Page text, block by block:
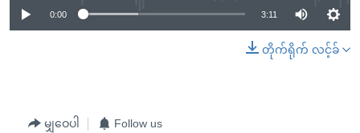
0:00 3:11
တိုက်ရိုက် လင့်ခ်
မျှဝေပါ Follow us